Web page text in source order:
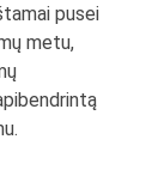
pusei
metu,